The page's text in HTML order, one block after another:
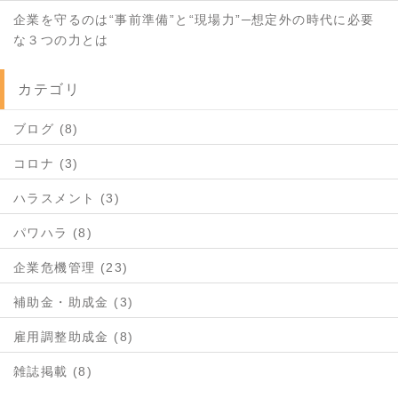
企業を守るのは“事前準備”と“現場力”─想定外の時代に必要
な３つの力とは
カテゴリ
ブログ (8)
コロナ (3)
ハラスメント (3)
パワハラ (8)
企業危機管理 (23)
補助金・助成金 (3)
雇用調整助成金 (8)
雑誌掲載 (8)